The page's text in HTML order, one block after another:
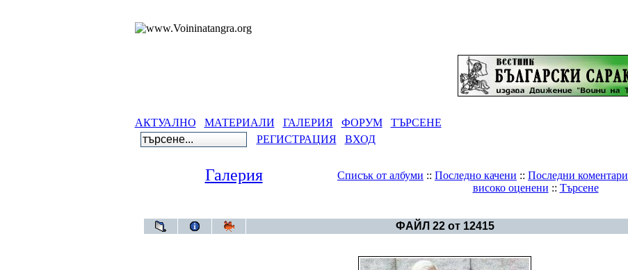
АКТУАЛНО МАТЕРИАЛИ ГАЛЕРИЯ ФОРУМ
ТЪРСЕНЕ
РЕГИСТРАЦИЯ
ВХОД
Галерия Списък от албуми :: Последно качени :: Последни коментари
високо оценени :: Търсене
ФАЙЛ 22 от 12415